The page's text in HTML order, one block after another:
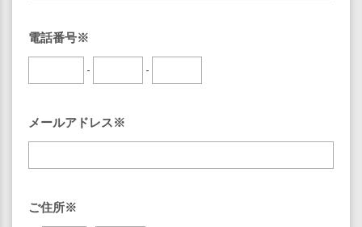
電話番号※
- -
メールアドレス※
ご住所※